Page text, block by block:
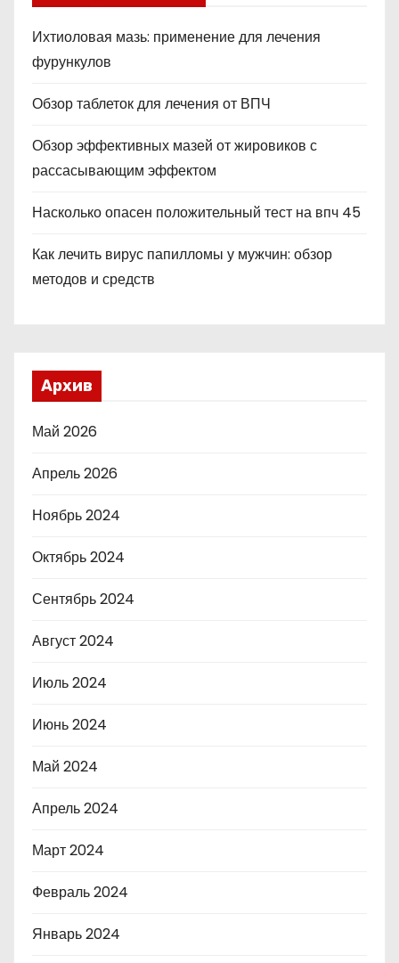
Ихтиоловая мазь: применение для лечения
фурункулов
Обзор таблеток для лечения от ВПЧ
Обзор эффективных мазей от жировиков с
рассасывающим эффектом
Насколько опасен положительный тест на впч 45
Как лечить вирус папилломы у мужчин: обзор
методов и средств
Архив
Май 2026
Апрель 2026
Ноябрь 2024
Октябрь 2024
Сентябрь 2024
Август 2024
Июль 2024
Июнь 2024
Май 2024
Апрель 2024
Март 2024
Февраль 2024
Январь 2024